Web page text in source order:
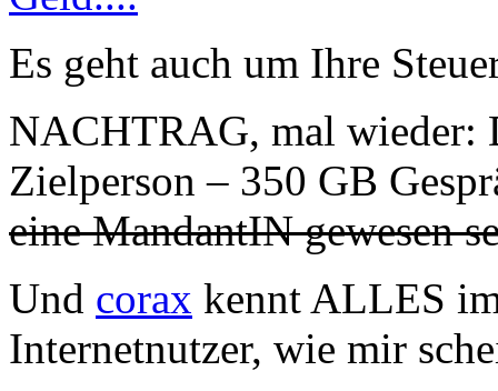
Es geht auch um Ihre
NACHTRAG, mal wieder:
Zielperson – 350 GB
eine MandantIN gewesen
Und corax kennt ALLES
Internetnutzer, wie mir